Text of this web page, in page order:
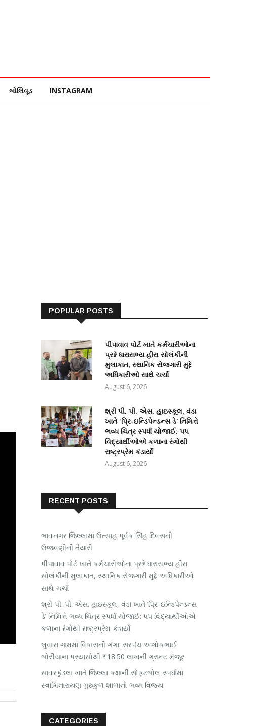
બોલિવૂડ INSTAGRAM
POPULAR POSTS
પીપાવાવ પોર્ટ ખાતે કર્મચારીઓના
પ્રશ્ને ધારાસભ્ય હીરા સોલંકીની
મુલાકાત, સ્થાનિક રોજગારી મુદ્દે
અધિકારીઓ સાથે ચર્ચા
August 6, 2026
શ્રી પી. પી. એસ. હાઇસ્કૂલ, વંડા
ખાતે ‘પ્રિ-ઇન્ડિપેન્ડન્સ ડે’ નિમિત્તે
ભવ્ય ચિત્ર સ્પર્ધા યોજાઈ: ૫૫
વિદ્યાર્થીઓએ કળાના રંગોથી
રાષ્ટ્રપ્રેમ કંડાર્યો
August 6, 2026
RECENT POSTS
ભાવનગર જિલ્લામાં ઉત્સાહ પૂર્વક સિંહ દિવસની
ઉજવણીની તૈયારી
પીપાવાવ પોર્ટ ખાતે કર્મચારીઓના પ્રશ્ને ધારાસભ્ય હીરા
સોલંકીની મુલાકાત, સ્થાનિક રોજગારી મુદ્દે અધિકારીઓ
સાથે ચર્ચા
શ્રી પી. પી. એસ. હાઇસ્કૂલ, વંડા ખાતે ‘પ્રિ-ઇન્ડિપેન્ડન્સ
ડે’ નિમિત્તે ભવ્ય ચિત્ર સ્પર્ધા યોજાઈ: ૫૫ વિદ્યાર્થીઓએ
કળાના રંગોથી રાષ્ટ્રપ્રેમ કંડાર્યો
લુવારા ગામમાં વિકાસની ગંગા: સરપંચ અશોકભાઈ
બોરીચાના પ્રયાસોથી ₹18.50 લાખની ગ્રાન્ટ મંજૂર
સાવરકુંડલા ખાતે જિલ્લા કક્ષાની સોફ્ટબોલ સ્પર્ધામાં
સ્વામિનારાયણ ગુરુકુળ શાળાનો ભવ્ય વિજય
CATEGORIES